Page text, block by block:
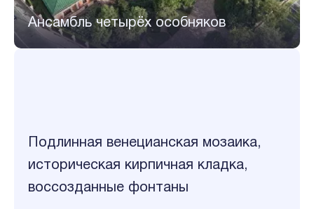
Ансамбль четырёх особняков
Подлинная венецианская мозаика,
историческая кирпичная кладка,
воссозданные фонтаны